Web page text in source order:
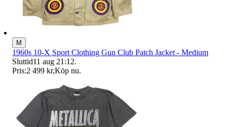
M
1960s 10-X Sport Clothing Gun Club Patch Jacket - Medium
Sluttid11 aug 21:12.
Pris:2 499 kr,Köp nu.